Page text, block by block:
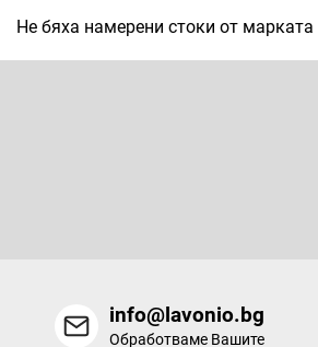
Не бяха намерени стоки от марката
info@lavonio.bg
Обработваме Вашите